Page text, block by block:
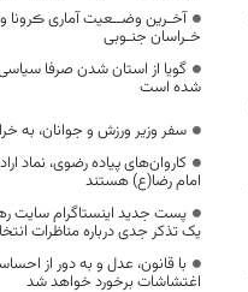
آخـرین وضــعیت آماری ڪرونا
خـراسان جنـوبی
گویا از استان شدن صرفا
شده است
سفر وزیر ورزش و جوانان، به
کاروان‌های پیاده رضوی، نماد
امام رضا(ع) هستند
پست جدید اینستاگرام سایت
یک تذکر جدی درباره مناظرات
با قانون، عدل و به دور از
اغتشاشات برخورد خواهد شد